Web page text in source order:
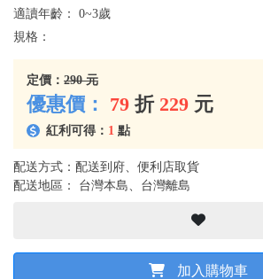
適讀年齡： 0~3歲
規格：
定價： 290 元
優惠價： 79 折 229 元
紅利可得： 1 點
配送方式：配送到府、便利店取貨
配送地區： 台灣本島、台灣離島
加入購物車